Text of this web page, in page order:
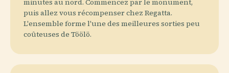
minutes au nord. Commencez par le monument,
puis allez vous récompenser chez Regatta.
L'ensemble forme l'une des meilleures sorties peu
coûteuses de Töölö.